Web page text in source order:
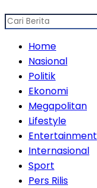
Home
Nasional
Politik
Ekonomi
Megapolitan
Lifestyle
Entertainment
Internasional
Sport
Pers Rilis